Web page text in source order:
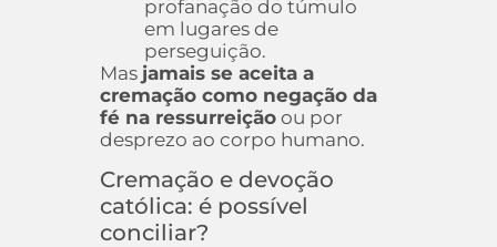
profanação do túmulo
em lugares de
perseguição.
Mas jamais se aceita a
cremação como negação da
fé na ressurreição ou por
desprezo ao corpo humano.
Cremação e devoção
católica: é possível
conciliar?